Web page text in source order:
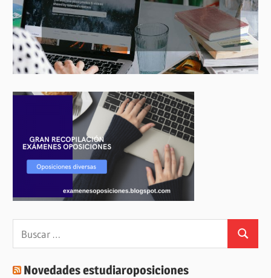
Buscar
Novedades estudiaroposiciones